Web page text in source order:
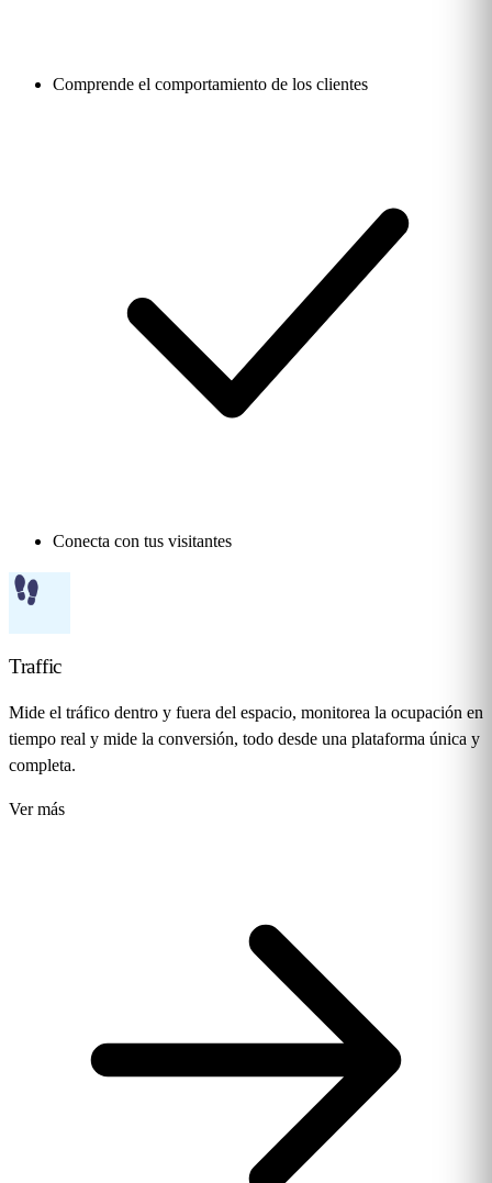
Comprende el comportamiento de los clientes
Conecta con tus visitantes
Traffic
Mide el tráfico dentro y fuera del espacio, monitorea la ocupación en
tiempo real y mide la conversión, todo desde una plataforma única y
completa.
Ver más